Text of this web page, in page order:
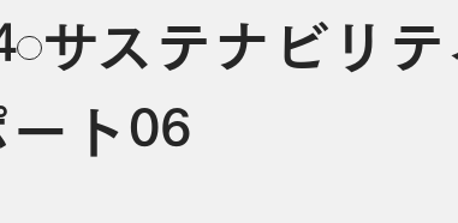
サステナビリテ
ト 06